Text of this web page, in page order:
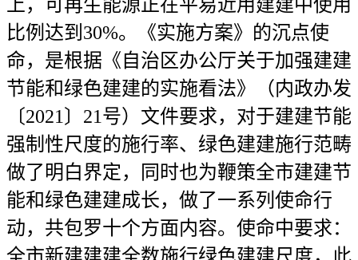
上，可再生能源正在平易近用建建中使用
比例达到30%。《实施方案》的沉点使
命，是根据《自治区办公厅关于加强建建
节能和绿色建建的实施看法》（内政办发
〔2021〕21号）文件要求，对于建建节能
强制性尺度的施行率、绿色建建施行范畴
做了明白界定，同时也为鞭策全市建建节
能和绿色建建成长，做了一系列使命行
动，共包罗十个方面内容。使命中要求：